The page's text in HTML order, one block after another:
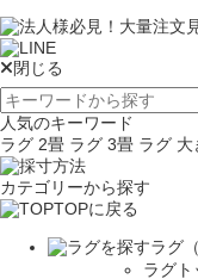
閉じる
人気のキーワード
ラグ 2畳 ラグ 3畳 ラグ 大
カテゴリーから探す
TOPに戻る
ラグ
ラグト